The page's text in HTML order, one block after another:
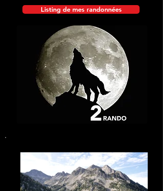
Listing de mes randonnées